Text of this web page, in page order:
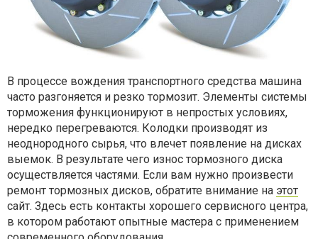
В процессе вождения транспортного средства машина
часто разгоняется и резко тормозит. Элементы системы
торможения функционируют в непростых условиях,
нередко перегреваются. Колодки производят из
неоднородного сырья, что влечет появление на дисках
выемок. В результате чего износ тормозного диска
осуществляется частями. Если вам нужно произвести
ремонт тормозных дисков, обратите внимание на этот
сайт. Здесь есть контакты хорошего сервисного центра,
в котором работают опытные мастера с применением